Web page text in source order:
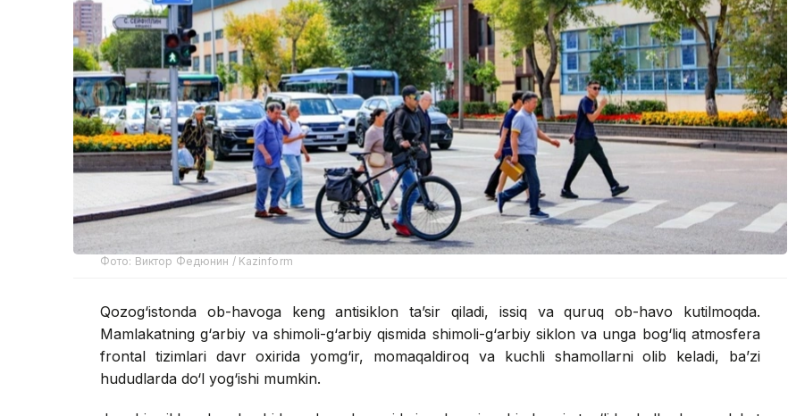
Фото: Виктор Федюнин / Kazinform
Qozog‘istonda ob-havoga keng antisiklon ta’sir qiladi, issiq va quruq ob-havo kutilmoqda.
Mamlakatning g‘arbiy va shimoli-g‘arbiy qismida shimoli-g‘arbiy siklon va unga bog‘liq atmosfera
frontal tizimlari davr oxirida yomg‘ir, momaqaldiroq va kuchli shamollarni olib keladi, ba’zi
hududlarda do‘l yog‘ishi mumkin.